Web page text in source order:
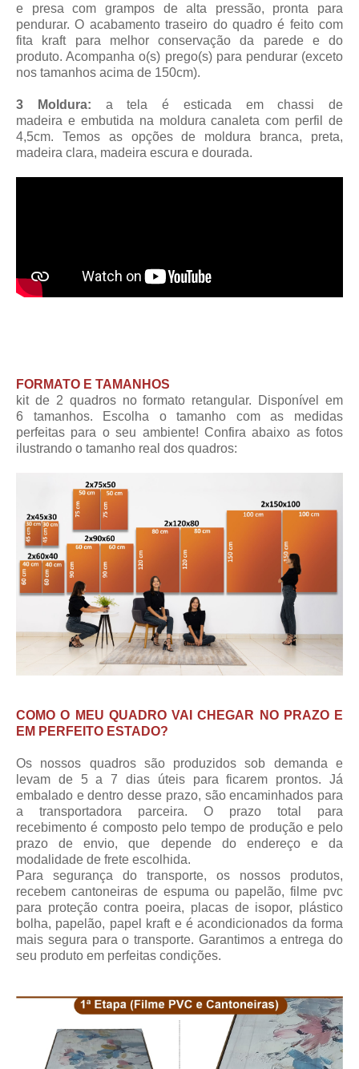
e presa com grampos de alta pressão, pronta para
pendurar. O acabamento traseiro do quadro é feito com
fita kraft para melhor conservação da parede e do
produto. Acompanha o(s) prego(s) para pendurar (exceto
nos tamanhos acima de 150cm).
3 Moldura:
a tela é esticada em chassi de
madeira e embutida na moldura canaletacom perfil de
4,5cm. Temos as opções de moldura branca, preta,
madeira clara, madeira escura e dourada.
FORMATO E TAMANHOS
kit de 2 quadros no formato retangular. Disponível em
6 tamanhos. Escolha o tamanho com as medidas
perfeitas para o seu ambiente! Confira abaixo as fotos
ilustrando o tamanho real dos quadros:
COMO O MEU QUADRO VAI CHEGAR NO PRAZO E
EM PERFEITO ESTADO?
Os nossos quadros são produzidos sob demanda e
levam de 5 a 7 dias úteis para ficarem prontos. Já
embalado e dentro desse prazo, são encaminhados para
a transportadora parceira. O prazo total para
recebimento é composto pelo tempo de produção e pelo
prazo de envio, que depende do endereço e da
modalidade de frete escolhida.
Para segurança do transporte, os nossos produtos,
recebem cantoneiras de espuma ou papelão, filme pvc
para proteção contra poeira, placas de isopor, plástico
bolha, papelão, papel kraft e é acondicionados da forma
mais segura para o transporte. Garantimos a entrega do
seu produto em perfeitas condições.